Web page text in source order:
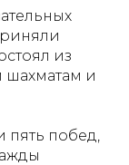
из
шахматам и
пять побед,